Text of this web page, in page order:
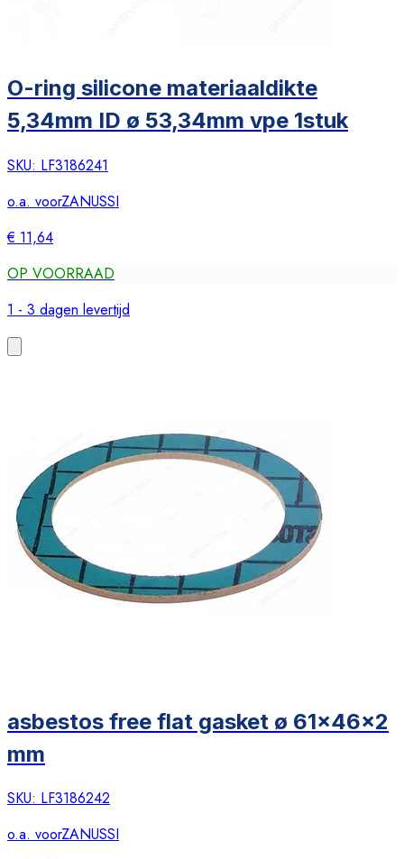
O-ring silicone materiaaldikte
5,34mm ID ø 53,34mm vpe 1stuk
SKU: LF3186241
o.a. voorZANUSSI
€ 11,64
OP VOORRAAD
1 - 3 dagen levertijd
asbestos free flat gasket ø 61x46x2
mm
SKU: LF3186242
o.a. voorZANUSSI